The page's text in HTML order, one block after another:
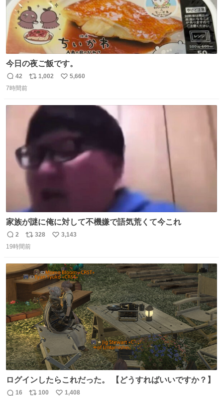
今日の夜ご飯です。
返
信
42
リ
ト
数
1,002
い
5,660
7時間前
家族が謎に俺に対して不機嫌で語気荒くて今これ
返
信
2
リ
ポ
ト
数
328
い
数
3,143
19時間前
ログインしたらこれだった。 【どうすればいいですか？】
16 100 1,408